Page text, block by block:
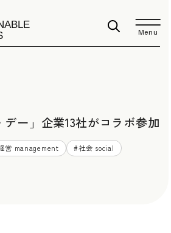
Menu
デー」企業13社がコラボ参加
営 management #社会 social